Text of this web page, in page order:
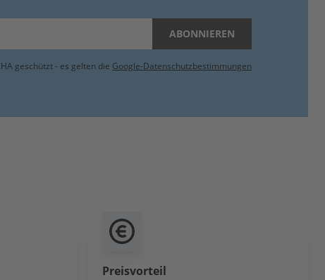
ABONNIEREN
geschützt - es gelten die Google-Datenschutzbestimmungen
Preisvorteil